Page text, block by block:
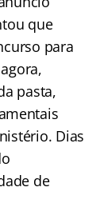
que
para
pasta,
Dias
de